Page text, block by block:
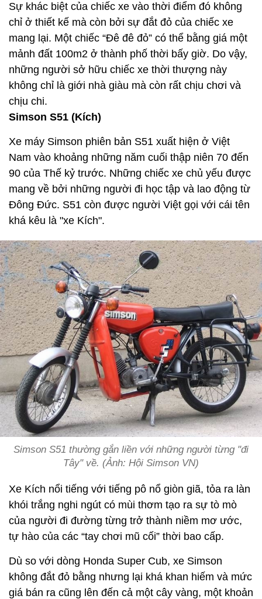
Sự khác biệt của chiếc xe vào thời điểm đó không
chỉ ở thiết kế mà còn bởi sự đắt đỏ của chiếc xe
mang lại. Một chiếc “Đê đê đỏ” có thể bằng giá một
mảnh đất 100m2 ở thành phố thời bấy giờ. Do vậy,
những người sở hữu chiếc xe thời thượng này
không chỉ là giới nhà giàu mà còn rất chịu chơi và
chịu chi.
Simson S51 (Kích)
Xe máy Simson phiên bản S51 xuất hiện ở Việt
Nam vào khoảng những năm cuối thập niên 70 đến
90 của Thế kỷ trước. Những chiếc xe chủ yếu được
mang về bởi những người đi học tập và lao động từ
Đông Đức. S51 còn được người Việt gọi với cái tên
khá kêu là "xe Kích".
Simson S51 thường gắn liền với những người từng "đi
Tây" về. (Ảnh: Hội Simson VN)
Xe Kích nổi tiếng với tiếng pô nổ giòn giã, tỏa ra làn
khói trắng nghi ngút có mùi thơm tạo ra sự tò mò
của người đi đường từng trở thành niềm mơ ước,
tự hào của các “tay chơi mũ cối” thời bao cấp.
Dù so với dòng Honda Super Cub, xe Simson
không đắt đỏ bằng nhưng lại khá khan hiếm và mức
giá bán ra cũng lên đến cả một cây vàng, một khoản